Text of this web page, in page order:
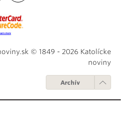
© 1849 - 2026 Katolícke
noviny
Archív